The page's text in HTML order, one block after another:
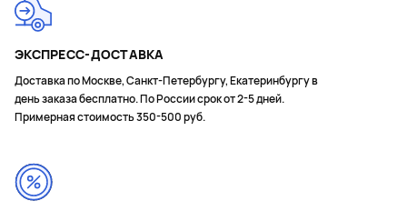
ЭКСПРЕСС-ДОСТАВКА
Доставка по Москве, Санкт-Петербургу, Екатеринбургу в
день заказа бесплатно. По России срок от 2-5 дней.
Примерная стоимость 350-500 руб.